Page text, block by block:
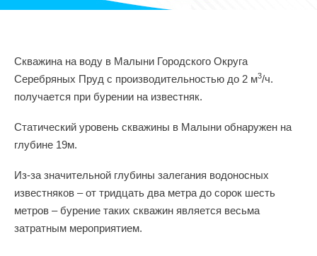
Скважина на воду в Малыни Городского Округа
Серебряных Пруд с производительностью до 2 м3/ч.
получается при бурении на известняк.
Статический уровень скважины в Малыни обнаружен на
глубине 19м.
Из-за значительной глубины залегания водоносных
известняков – от тридцать два метра до сорок шесть
метров – бурение таких скважин является весьма
затратным мероприятием.